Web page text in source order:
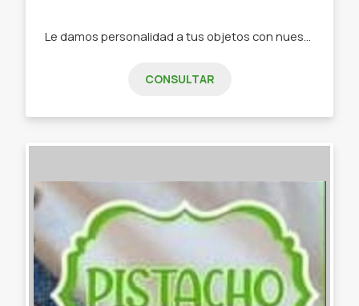
CONSULTAR